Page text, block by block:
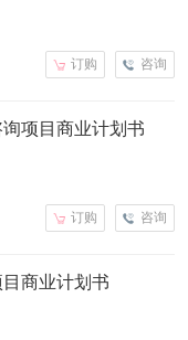
咨询
订购
询项目商业计划书
咨询
订购
目商业计划书